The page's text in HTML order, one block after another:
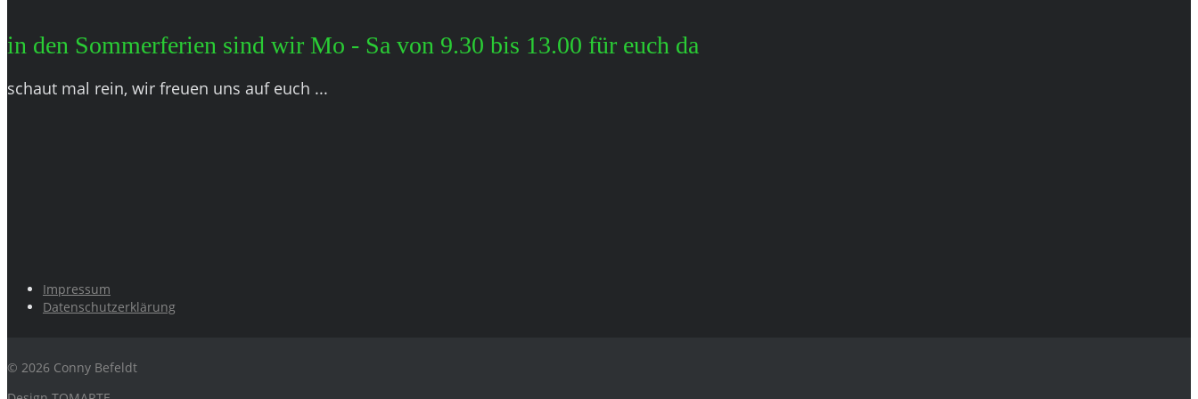
in den Sommerferien sind wir Mo - Sa von 9.30 bis 13.00 für euch da
schaut mal rein, wir freuen uns auf euch ...
Impressum
Datenschutzerklärung
© 2026 Conny Befeldt